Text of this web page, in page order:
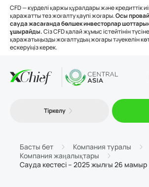
CFD — күрделі қаржы құралдары және кредиттік
қаражатты тез жоғалту қаупі жоғары.Осы
сауда жасағанда бөлшек инвесторлар
ұшырайды.Сіз CFD қалай жұмыс істейтінін
қаражатыңызды жоғалтудың жоғары тәуекелін
ескеруіңіз керек.
Құралдар
Тіркелу
Басты бет
Компания туралы
Компания жаңалықтары
Сауда кестесі – 2025 жылғы 26 мамыр